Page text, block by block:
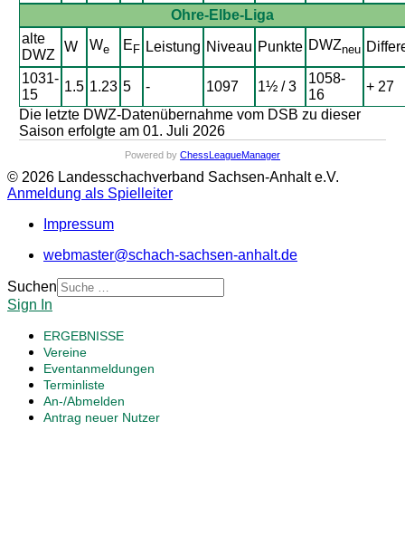
Ohre-Elbe-Liga
alte
DWZ
W We E F Leistung Niveau Punkte DWZneu
1031-
15
1.5 1.23 5 - 1097 1½ / 3
1058-
16
+ 27
Die letzte DWZ-Datenübernahme vom DSB zu dieser
Saison erfolgte am 01. Juli 2026
Powered by ChessLeagueManager
© 2026 Landesschachverband Sachsen-Anhalt e.V.
Anmeldung als Spielleiter
Impressum
webmaster@schach-sachsen-anhalt.de
Suchen
Sign In
ERGEBNISSE
Vereine
Eventanmeldungen
Terminliste
An-/Abmelden
Antrag neuer Nutzer